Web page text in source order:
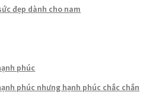
đẹp dành cho nam
phúc
phúc nhưng hạnh phúc chắc chắn